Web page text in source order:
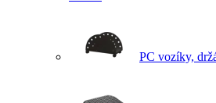
PC vozíky,